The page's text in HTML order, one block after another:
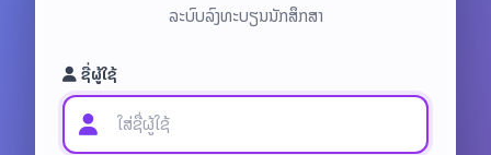
ລະບົບລົງທະບຽນນັກສຶກສາ
ຊື່ຜູ້ໃຊ້